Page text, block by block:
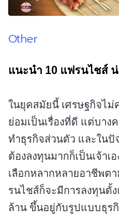
Posted
Other
แนะนำ 10 แฟรนไชส์
ในยุคสมัยนี้ เศรษฐกิจไม่
ย่อมเป็นเรื่องที่ดี แต่บาง
ทำธุรกิจส่วนตัว และใน
ต้องลงทุนมากก็เป็นเจ้า
เลือกหลากหลายอาชีพต
รนไชส์ก็จะมีการลงทุนตั้
ล้าน ขึ้นอยู่กับรูปแบบธุรกิ